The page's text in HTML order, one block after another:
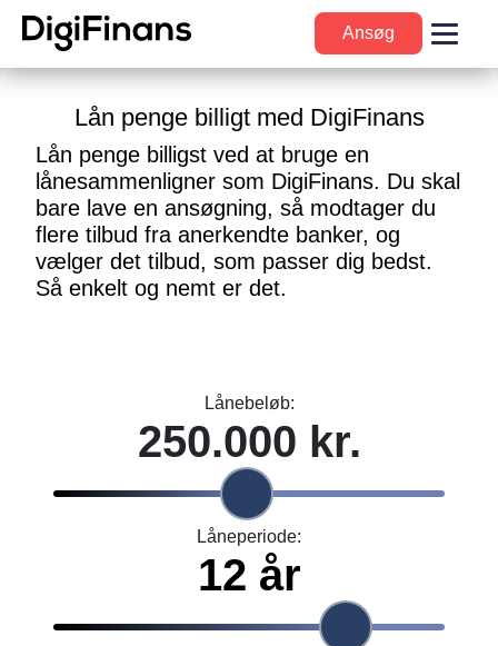
Ansøg
Lån penge billigt med DigiFinans
Lån penge billigst ved at bruge en
lånesammenligner som DigiFinans. Du skal
bare lave en ansøgning, så modtager du
flere tilbud fra anerkendte banker, og
vælger det tilbud, som passer dig bedst.
Så enkelt og nemt er det.
Lånebeløb:
Låneperiode: